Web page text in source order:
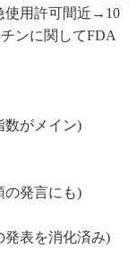
使用許可間近→10
ンに関してFDA
数がメイン)
の発言にも)
発表を消化済み)